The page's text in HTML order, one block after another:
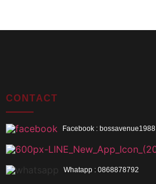
CONTACT
Facebook : bossavenue1988
Whatapp : 0868878792